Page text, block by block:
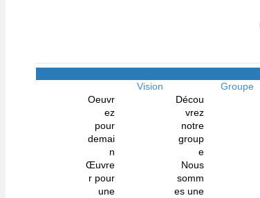
Vision
Oeuvr
ez
pour
demai
n
Œuvre
r pour
une
Groupe
Décou
vrez
notre
group
e
Nous
somm
es une